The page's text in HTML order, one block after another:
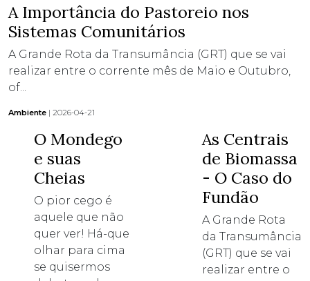
A Importância do Pastoreio nos
Sistemas Comunitários
A Grande Rota da Transumância (GRT) que se vai
realizar entre o corrente mês de Maio e Outubro,
of...
Ambiente | 2026-04-21
O Mondego
e suas
Cheias
O pior cego é
aquele que não
quer ver! Há-que
olhar para cima
se quisermos
As Centrais
de Biomassa
- O Caso do
Fundão
A Grande Rota
da Transumância
(GRT) que se vai
realizar entre o